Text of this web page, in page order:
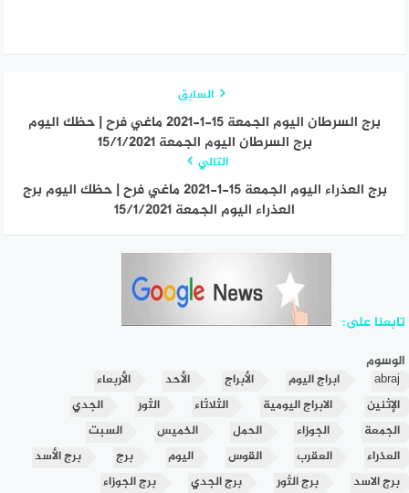
السابق
برج السرطان اليوم الجمعة 15-1-2021 ماغي فرح | حظك اليوم
برج السرطان اليوم الجمعة 15/1/2021
التالي
برج العذراء اليوم الجمعة 15-1-2021 ماغي فرح | حظك اليوم برج
العذراء اليوم الجمعة 15/1/2021
تابعنا على:
الوسوم
abraj ابراج اليوم الأبراج الأحد
الأربعاء
الإثنين
الابراج اليومية الثلاثاء الثور
الجدي
الجمعة
الجوزاء الحمل الخميس
السبت
العذراء
العقرب القوس اليوم برج
برج الأسد
برج الاسد
برج الثور برج الجدي
برج الجوزاء